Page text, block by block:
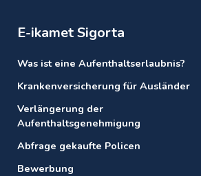
E-ikamet Sigorta
Was ist eine Aufenthaltserlaubnis?
Krankenversicherung für Ausländer
Verlängerung der
Aufenthaltsgenehmigung
Abfrage gekaufte Policen
Bewerbung